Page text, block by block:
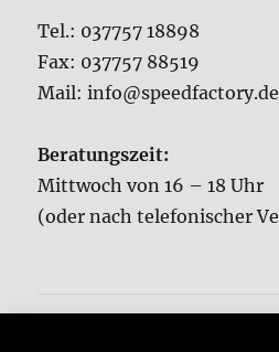
Tel.: 037757 18898
Fax: 037757 88519
Mail: info@speedfactory.de
Beratungszeit:
Mittwoch von 16 – 18 Uhr
(oder nach telefonischer